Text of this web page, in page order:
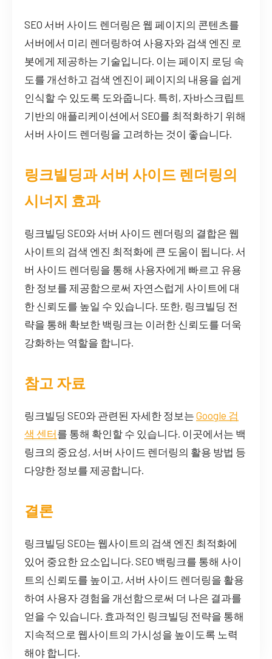
SEO 서버 사이드 렌더링은 웹 페이지의 콘텐츠를
서버에서 미리 렌더링하여 사용자와 검색 엔진 로
봇에게 제공하는 기술입니다. 이는 페이지 로딩 속
도를 개선하고 검색 엔진이 페이지의 내용을 쉽게
인식할 수 있도록 도와줍니다. 특히, 자바스크립트
기반의 애플리케이션에서 SEO를 최적화하기 위해
서버 사이드 렌더링을 고려하는 것이 좋습니다.
링크빌딩과 서버 사이드 렌더링의
시너지 효과
링크빌딩 SEO와 서버 사이드 렌더링의 결합은 웹
사이트의 검색 엔진 최적화에 큰 도움이 됩니다. 서
버 사이드 렌더링을 통해 사용자에게 빠르고 유용
한 정보를 제공함으로써 자연스럽게 사이트에 대
한 신뢰도를 높일 수 있습니다. 또한, 링크빌딩 전
략을 통해 확보한 백링크는 이러한 신뢰도를 더욱
강화하는 역할을 합니다.
참고 자료
링크빌딩 SEO와 관련된 자세한 정보는 Google 검
색 센터를 통해 확인할 수 있습니다. 이곳에서는 백
링크의 중요성, 서버 사이드 렌더링의 활용 방법 등
다양한 정보를 제공합니다.
결론
링크빌딩 SEO는 웹사이트의 검색 엔진 최적화에
있어 중요한 요소입니다. SEO 백링크를 통해 사이
트의 신뢰도를 높이고, 서버 사이드 렌더링을 활용
하여 사용자 경험을 개선함으로써 더 나은 결과를
얻을 수 있습니다. 효과적인 링크빌딩 전략을 통해
지속적으로 웹사이트의 가시성을 높이도록 노력
해야 합니다.